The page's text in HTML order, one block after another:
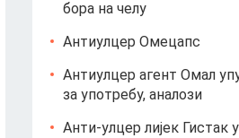
бора на челу
Антиулцер Омецапс
Антиулцер агент Омал
за употребу, аналози
Анти-улцер лијек Гистак